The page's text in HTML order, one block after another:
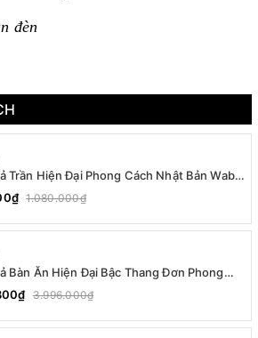
đèn
Trần Hiện Đại Phong Cách Nhật Bản Wabi-
T036 Dáng B
1.080.000₫
Bàn Ăn Hiện Đại Bậc Thang Đơn Phong
Bản Wabi-sabi DC-T078B
3.996.000₫